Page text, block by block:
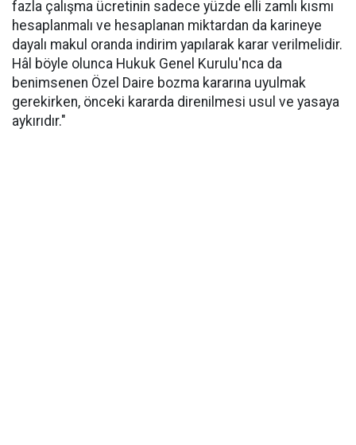
fazla çalışma ücretinin sadece yüzde elli zamlı kısmı
hesaplanmalı ve hesaplanan miktardan da karineye
dayalı makul oranda indirim yapılarak karar verilmelidir.
Hâl böyle olunca Hukuk Genel Kurulu'nca da
benimsenen Özel Daire bozma kararına uyulmak
gerekirken, önceki kararda direnilmesi usul ve yasaya
aykırıdır."